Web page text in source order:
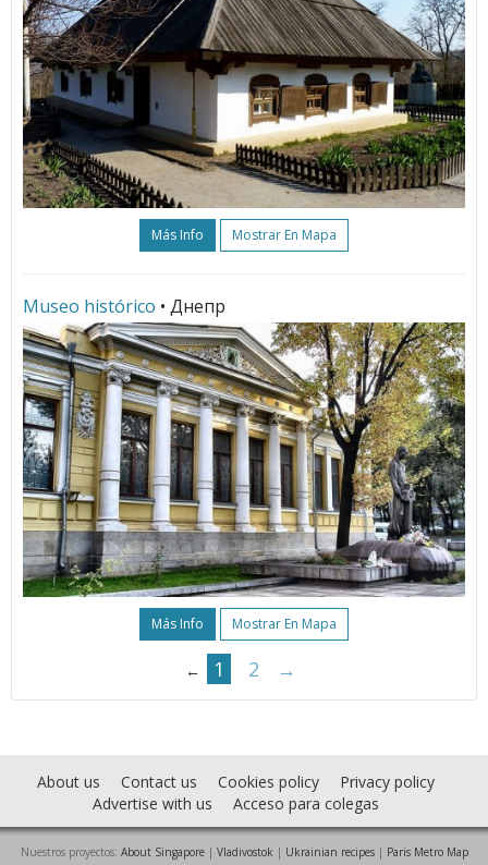
Más Info Mostrar En Mapa
Museo histórico • Днепр
Más Info Mostrar En Mapa
← 1 2 →
About us Contact us Cookies policy
Privacy policy
Advertise with us
Acceso para colegas
Nuestros proyectos: About Singapore| Vladivostok | Ukrainian recipes| Paris Metro Map